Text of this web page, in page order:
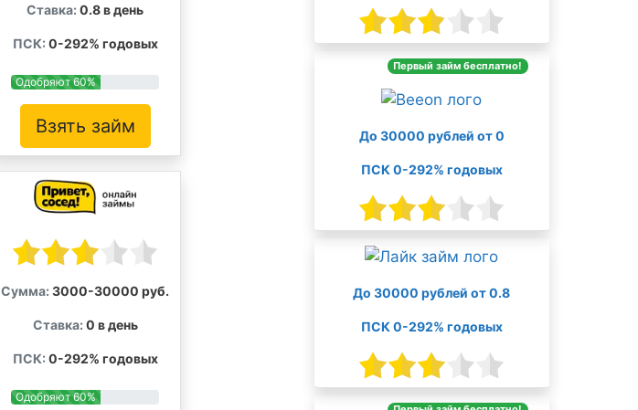
Ставка: 0.8 в день
ПСК: 0-292% годовых
Одобряют 60%
Взять займ
Сумма: 3000-30000 руб.
Ставка: 0 в день
ПСК: 0-292% годовых
Одобряют 60%
Первый займ бесплатно!
До 30000 рублей от 0
ПСК 0-292% годовых
До 30000 рублей от 0.8
ПСК 0-292% годовых